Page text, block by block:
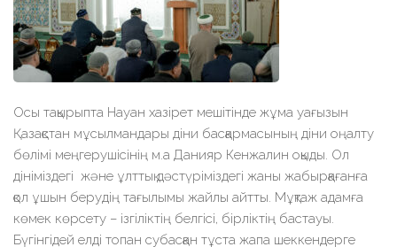
Осы тақырыпта Науан хазірет мешітінде жұма уағызын
Қазақстан мұсылмандары діни басқармасының діни оңалту
бөлімі меңгерушісінің м.а Данияр Кенжалин оқыды. Ол
дініміздегі және ұлттық дәстүріміздегі жаны жабырқағанға
қол ұшын берудің тағылымы жайлы айтты. Мұқтаж адамға
көмек көрсету – ізгіліктің белгісі, бірліктің бастауы.
Бүгінгідей елді топан субасқан тұста жапа шеккендерге